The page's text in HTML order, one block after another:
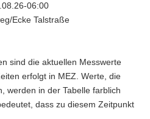
06:00
Ecke Talstraße
sind die aktuellen Messwerte
erfolgt in MEZ. Werte, die
werden in der Tabelle farblich
dass zu diesem Zeitpunkt